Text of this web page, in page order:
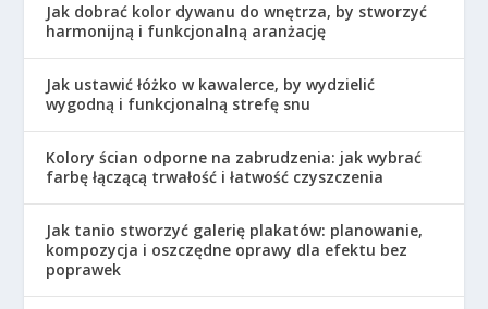
Jak dobrać kolor dywanu do wnętrza, by stworzyć
harmonijną i funkcjonalną aranżację
Jak ustawić łóżko w kawalerce, by wydzielić
wygodną i funkcjonalną strefę snu
Kolory ścian odporne na zabrudzenia: jak wybrać
farbę łączącą trwałość i łatwość czyszczenia
Jak tanio stworzyć galerię plakatów: planowanie,
kompozycja i oszczędne oprawy dla efektu bez
poprawek